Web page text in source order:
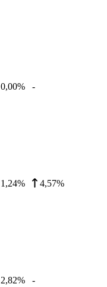
0,00% -
1,24% 4,57%
2,82% -